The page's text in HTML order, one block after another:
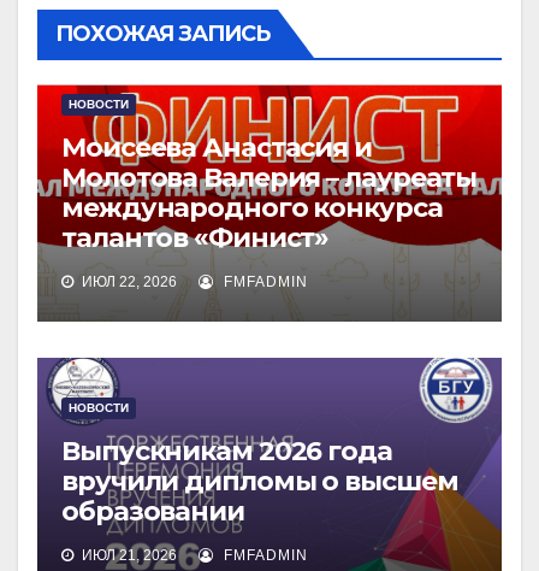
ПОХОЖАЯ ЗАПИСЬ
НОВОСТИ
Моисеева Анастасия и
Молотова Валерия – лауреаты
международного конкурса
талантов «Финист»
ИЮЛ 22, 2026 FMFADMIN
НОВОСТИ
Выпускникам 2026 года
вручили дипломы о высшем
образовании
ИЮЛ 21, 2026 FMFADMIN